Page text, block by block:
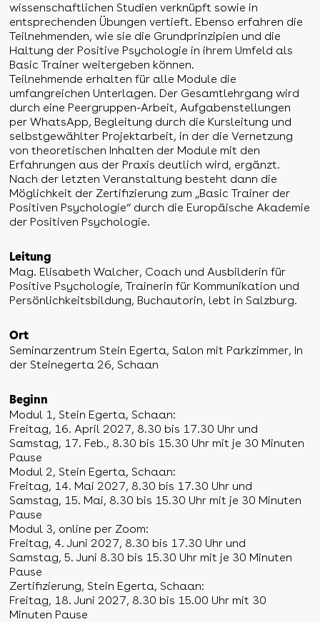
wissenschaftlichen Studien verknüpft sowie in
entsprechenden Übungen vertieft. Ebenso erfahren die
Teilnehmenden, wie sie die Grundprinzipien und die
Haltung der Positive Psychologie in ihrem Umfeld als
Basic Trainer weitergeben können.
Teilnehmende erhalten für alle Module die
umfangreichen Unterlagen. Der Gesamtlehrgang wird
durch eine Peergruppen-Arbeit, Aufgabenstellungen
per WhatsApp, Begleitung durch die Kursleitung und
selbstgewählter Projektarbeit, in der die Vernetzung
von theoretischen Inhalten der Module mit den
Erfahrungen aus der Praxis deutlich wird, ergänzt.
Nach der letzten Veranstaltung besteht dann die
Möglichkeit der Zertifizierung zum „Basic Trainer der
Positiven Psychologie“ durch die Europäische Akademie
der Positiven Psychologie.
Leitung
Mag. Elisabeth Walcher, Coach und Ausbilderin für
Positive Psychologie, Trainerin für Kommunikation und
Persönlichkeitsbildung, Buchautorin, lebt in Salzburg.
Ort
Seminarzentrum Stein Egerta, Salon mit Parkzimmer, In
der Steinegerta 26, Schaan
Beginn
Modul 1, Stein Egerta, Schaan:
Freitag, 16. April 2027, 8.30 bis 17.30 Uhr und
Samstag, 17. Feb., 8.30 bis 15.30 Uhr mit je 30 Minuten
Pause
Modul 2, Stein Egerta, Schaan:
Freitag, 14. Mai 2027, 8.30 bis 17.30 Uhr und
Samstag, 15. Mai, 8.30 bis 15.30 Uhr mit je 30 Minuten
Pause
Modul 3, online per Zoom:
Freitag, 4. Juni 2027, 8.30 bis 17.30 Uhr und
Samstag, 5. Juni 8.30 bis 15.30 Uhr mit je 30 Minuten
Pause
Zertifizierung, Stein Egerta, Schaan:
Freitag, 18. Juni 2027, 8.30 bis 15.00 Uhr mit 30
Minuten Pause